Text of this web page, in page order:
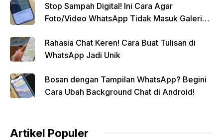
Stop Sampah Digital! Ini Cara Agar
Foto/Video WhatsApp Tidak Masuk Galeri
Rahasia Chat Keren! Cara Buat Tulisan di
WhatsApp Jadi Unik
Bosan dengan Tampilan WhatsApp? Begini
Cara Ubah Background Chat di Android!
Artikel Populer